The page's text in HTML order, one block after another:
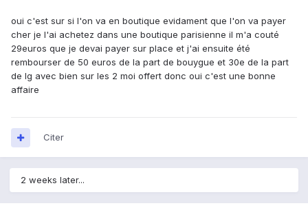
oui c'est sur si l'on va en boutique evidament que l'on va payer
cher je l'ai achetez dans une boutique parisienne il m'a couté
29euros que je devai payer sur place et j'ai ensuite été
rembourser de 50 euros de la part de bouygue et 30e de la part
de lg avec bien sur les 2 moi offert donc oui c'est une bonne
affaire
Citer
2 weeks later...